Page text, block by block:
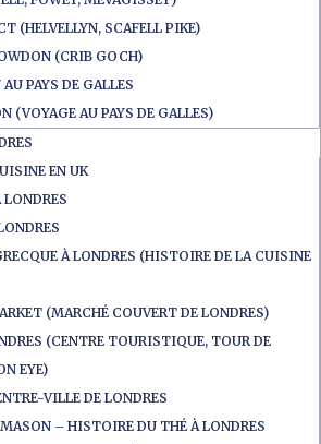
(HELVELLYN, SCAFELL PIKE)
(CRIB GOCH)
PAYS DE GALLES
(VOYAGE AU PAYS DE GALLES)
EN UK
À LONDRES (HISTOIRE DE LA CUISINE
(MARCHÉ COUVERT DE LONDRES)
(CENTRE TOURISTIQUE, TOUR DE
EYE)
VILLE DE LONDRES
– HISTOIRE DU THÉ À LONDRES